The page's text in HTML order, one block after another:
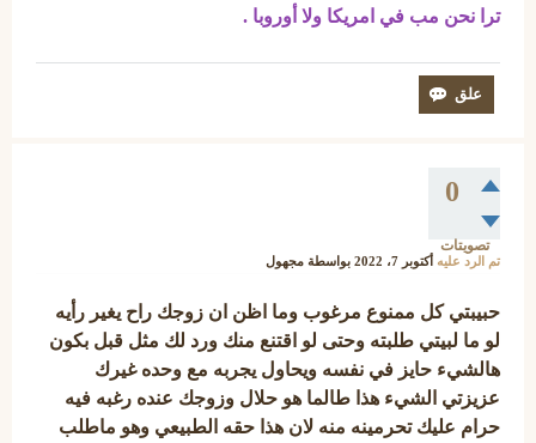
ترا نحن مب في امريكا ولا أوروبا .
0
تصويتات
تم الرد عليه أكتوبر 7، 2022 بواسطة مجهول
حبيبتي كل ممنوع مرغوب وما اظن ان زوجك راح يغير رأيه
لو ما لبيتي طلبته وحتى لو اقتنع منك ورد لك مثل قبل بكون
هالشيء حايز في نفسه ويحاول يجربه مع وحده غيرك
عزيزتي الشيء هذا طالما هو حلال وزوجك عنده رغبه فيه
حرام عليك تحرمينه منه لان هذا حقه الطبيعي وهو ماطلب